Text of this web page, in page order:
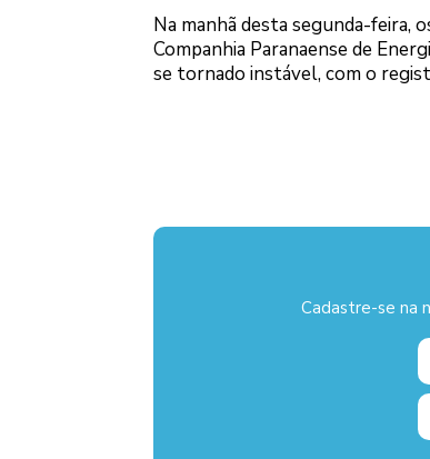
Na manhã desta segunda-feira,
Companhia Paranaense de
se tornado instável, com o
Cadastre-se na